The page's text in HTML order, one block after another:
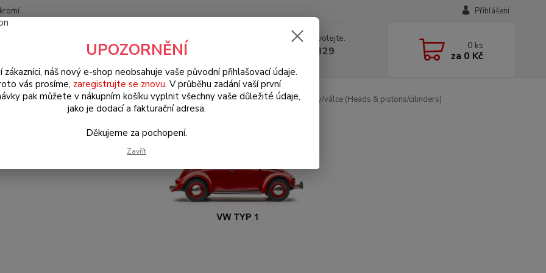
Přihlášení
Hledat
Nevíte si rady? Zavolejte.
+420 602 330 329 0 ks
za 0 Kč
Brouk Typ 1 (1938 » 03) Motory & díly (Engines & parts) Hlavy motoru & písty/válce (Heads & pistons/cilinders)
UPOZORNĚNÍ
zákazníci, náš nový e-shop neobsahuje vaše původní přihlašovací údaje.
vás prosíme, zaregistrujte se znovu. V průběhu zadání vaší první
pak můžete v nákupním košíku vyplnit všechny vaše důležité údaje,
jako je dodací a fakturační adresa.
Děkujeme za pochopení.
Zavřít